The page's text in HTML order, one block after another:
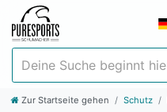
Zur Startseite gehen Schutz